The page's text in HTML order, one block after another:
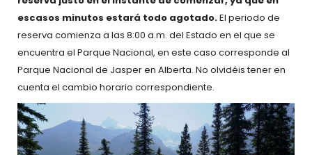
escasos minutos estará todo agotado.El periodo de
reserva comienza a las 8:00 a.m. del Estado en el que se
encuentra el Parque Nacional, en este caso corresponde al
Parque Nacional de Jasper en Alberta. No olvidéis tener en
cuenta el cambio horario correspondiente.